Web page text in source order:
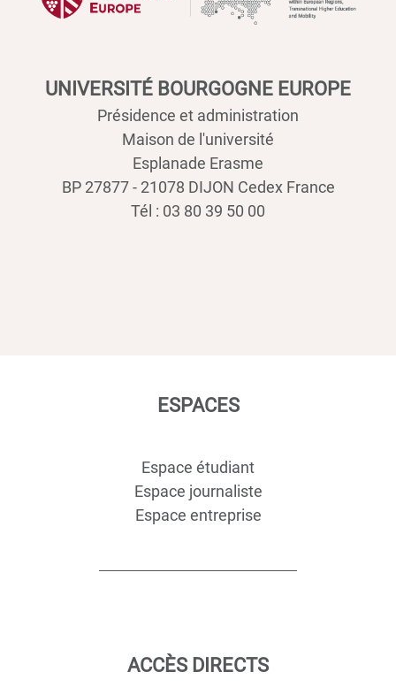
UNIVERSITÉ BOURGOGNE EUROPE
Présidence et administration
Maison de l'université
Esplanade Erasme
BP 27877 - 21078 DIJON Cedex France
Tél : 03 80 39 50 00
ESPACES
Espace étudiant
Espace journaliste
Espace entreprise
ACCÈS DIRECTS